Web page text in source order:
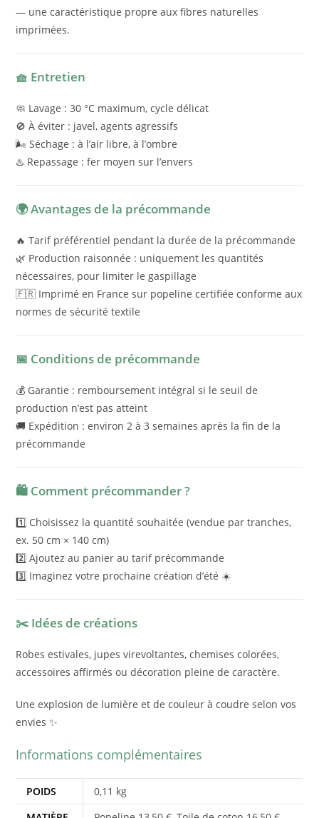
— une caractéristique propre aux fibres naturelles
imprimées.
🧺 Entretien
🧼 Lavage : 30 °C maximum, cycle délicat
🚫 À éviter : javel, agents agressifs
🌬️ Séchage : à l’air libre, à l’ombre
♨️ Repassage : fer moyen sur l’envers
🌍 Avantages de la précommande
🔥 Tarif préférentiel pendant la durée de la précommande
🌿 Production raisonnée : uniquement les quantités
nécessaires, pour limiter le gaspillage
🇫🇷 Imprimé en France sur popeline certifiée conforme aux
normes de sécurité textile
📅 Conditions de précommande
💰 Garantie : remboursement intégral si le seuil de
production n’est pas atteint
🚚 Expédition : environ 2 à 3 semaines après la fin de la
précommande
🛍️ Comment précommander ?
1️⃣ Choisissez la quantité souhaitée (vendue par tranches,
ex. 50 cm × 140 cm)
2️⃣ Ajoutez au panier au tarif précommande
3️⃣ Imaginez votre prochaine création d’été ☀️
✂️ Idées de créations
Robes estivales, jupes virevoltantes, chemises colorées,
accessoires affirmés ou décoration pleine de caractère.
Une explosion de lumière et de couleur à coudre selon vos
envies ✨
Informations complémentaires
POIDS
0,11 kg